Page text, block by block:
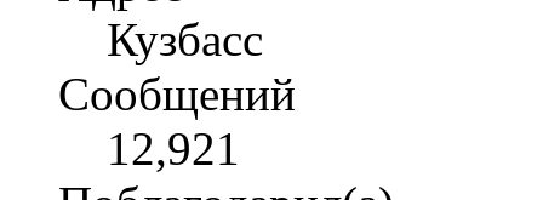
Кузбасс
Сообщений
12,921